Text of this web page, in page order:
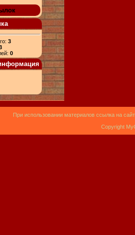
3
0
При использовании материалов ссылка на
Copyright